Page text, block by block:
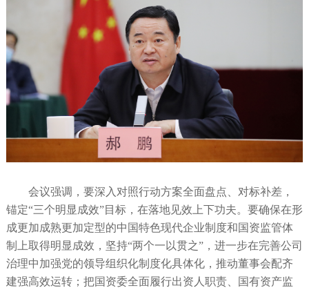
会议强调，要深入对照行动方案全面盘点、对标补差，
锚定“三个明显成效”目标，在落地见效上下功夫。要确保在形
成更加成熟更加定型的中国特色现代企业制度和国资监管体
制上取得明显成效，坚持“两个一以贯之”，进一步在完善公司
治理中加强党的领导组织化制度化具体化，推动董事会配齐
建强高效运转；把国资委全面履行出资人职责、国有资产监